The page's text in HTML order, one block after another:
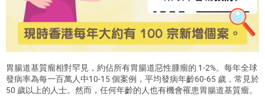
胃腸道基質瘤相對罕見，約佔所有胃腸道惡性腫瘤的 1-2%。每年全球
發病率為每一百萬人中10-15 個案例，平均發病年齡60-65 歲，常見於
50 歲以上的人士。然而，任何年齡的人也有機會罹患胃腸道基質瘤。